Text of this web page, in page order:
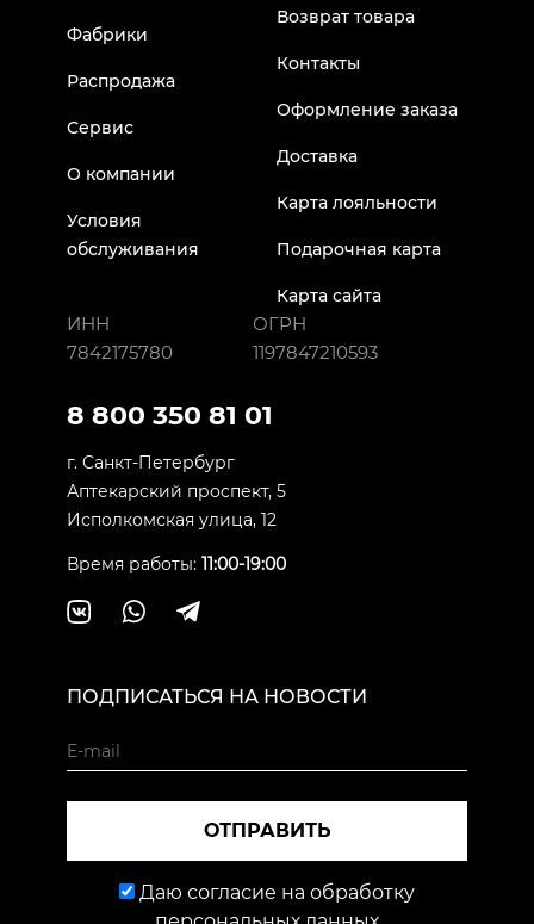
Фабрики
Распродажа
Сервис
О компании
Условия
обслуживания
Возврат товара
Контакты
Оформление заказа
Доставка
Карта лояльности
Подарочная карта
Карта сайта
ИНН
7842175780
ОГРН
1197847210593
8 800 350 81 01
г. Санкт-Петербург
Аптекарский проспект, 5
Исполкомская улица, 12
Время работы: 11:00-19:00
ПОДПИСАТЬСЯ НА НОВОСТИ
ОТПРАВИТЬ
Даю согласие на обработку